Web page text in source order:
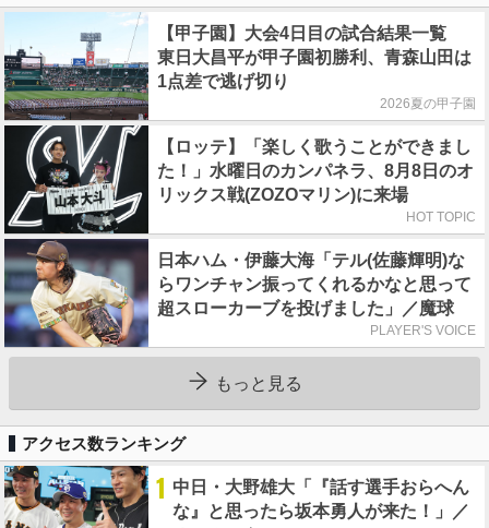
【甲子園】大会4日目の試合結果一覧
東日大昌平が甲子園初勝利、青森山田は
1点差で逃げ切り
2026夏の甲子園
【ロッテ】「楽しく歌うことができまし
た！」水曜日のカンパネラ、8月8日のオ
リックス戦(ZOZOマリン)に来場
HOT TOPIC
日本ハム・伊藤大海「テル(佐藤輝明)な
らワンチャン振ってくれるかなと思って
超スローカーブを投げました」／魔球
PLAYER'S VOICE
もっと見る
アクセス数ランキング
1 中日・大野雄大「『話す選手おらへん
な』と思ったら坂本勇人が来た！」／